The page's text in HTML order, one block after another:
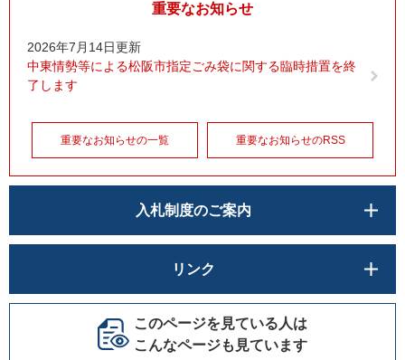
重要なお知らせ
2026年7月14日更新
中東情勢等による松阪市指定ごみ袋に関する臨時措置を終
了します
重要なお知らせの一覧 重要なお知らせのRSS
入札制度のご案内
リンク
このページを見ている人は
こんなページも見ています